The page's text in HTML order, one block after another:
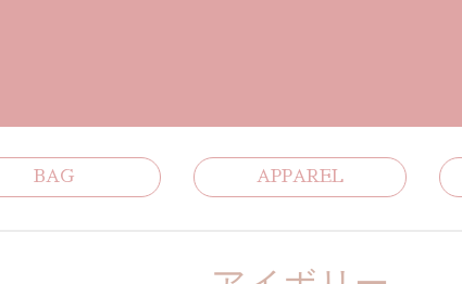
BAG APPAREL